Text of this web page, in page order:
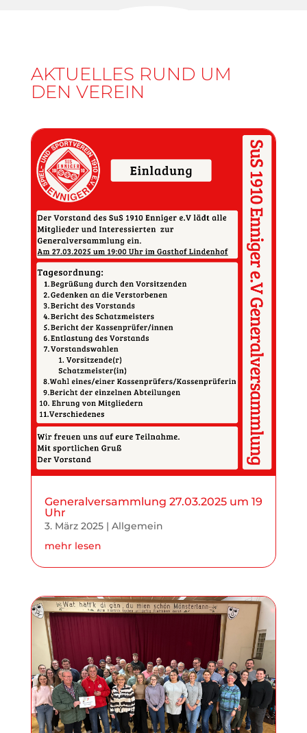
AKTUELLES RUND UM
DEN VEREIN
Generalversammlung 27.03.2025 um 19
Uhr
3. März 2025| Allgemein
mehr lesen